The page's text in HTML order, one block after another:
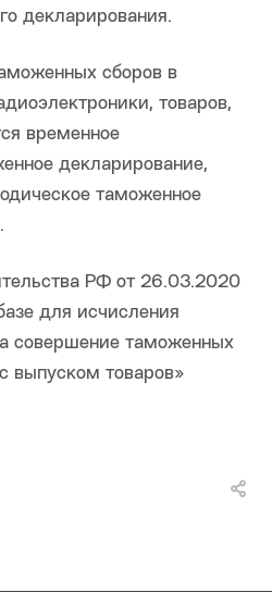
декларирования.
сборов в
товаров,
временное
декларирование,
таможенное
РФ от 26.03.2020
для исчисления
совершение таможенных
выпуском товаров»